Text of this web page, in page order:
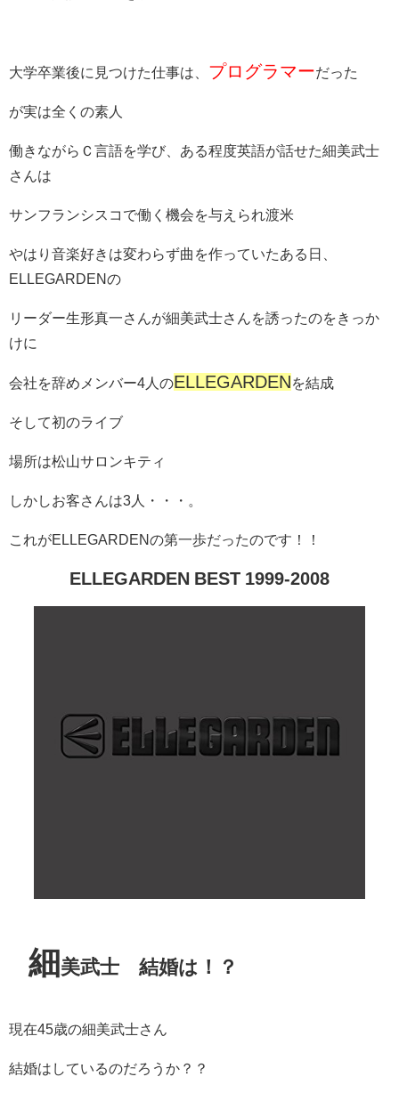
大学卒業後に見つけた仕事は、 プログラマーだった
が実は全くの素人
働きながらＣ言語を学び、ある程度英語が話せた細美武士
さんは
サンフランシスコで働く機会を与えられ渡米
やはり音楽好きは変わらず曲を作っていたある日、
ELLEGARDENの
リーダー生形真一さんが細美武士さんを誘ったのをきっか
けに
会社を辞めメンバー4人のELLEGARDENを結成
そして初のライブ
場所は松山サロンキティ
しかしお客さんは3人・・・。
これがELLEGARDENの第一歩だったのです！！
ELLEGARDEN BEST 1999-2008
細 美武士 結婚は！？
現在45歳の細美武士さん
結婚はしているのだろうか？？